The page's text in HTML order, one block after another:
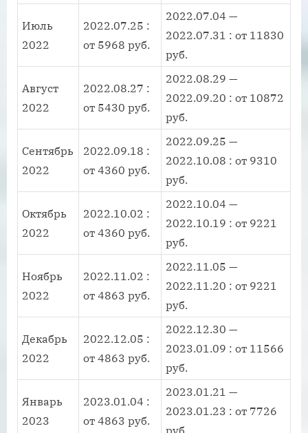
Июль
2022
2022.07.25 :
от 5968 руб.
2022.07.04 —
2022.07.31 : от 11830
руб.
Август
2022
2022.08.27 :
от 5430 руб.
2022.08.29 —
2022.09.20 : от 10872
руб.
Сентябрь
2022
2022.09.18 :
от 4360 руб.
2022.09.25 —
2022.10.08 : от 9310
руб.
Октябрь
2022
2022.10.02 :
от 4360 руб.
2022.10.04 —
2022.10.19 : от 9221
руб.
Ноябрь
2022
2022.11.02 :
от 4863 руб.
2022.11.05 —
2022.11.20 : от 9221
руб.
Декабрь
2022
2022.12.05 :
от 4863 руб.
2022.12.30 —
2023.01.09 : от 11566
руб.
Январь
2023
2023.01.04 :
от 4863 руб.
2023.01.21 —
2023.01.23 : от 7726